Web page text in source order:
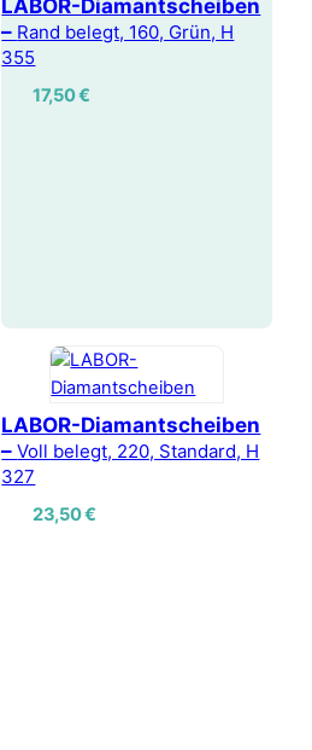
LABOR-Diamantscheiben
– Rand belegt, 160, Grün, H
355
17,50€
LABOR-Diamantscheiben
–Voll belegt, 220, Standard, H
327
23,50€